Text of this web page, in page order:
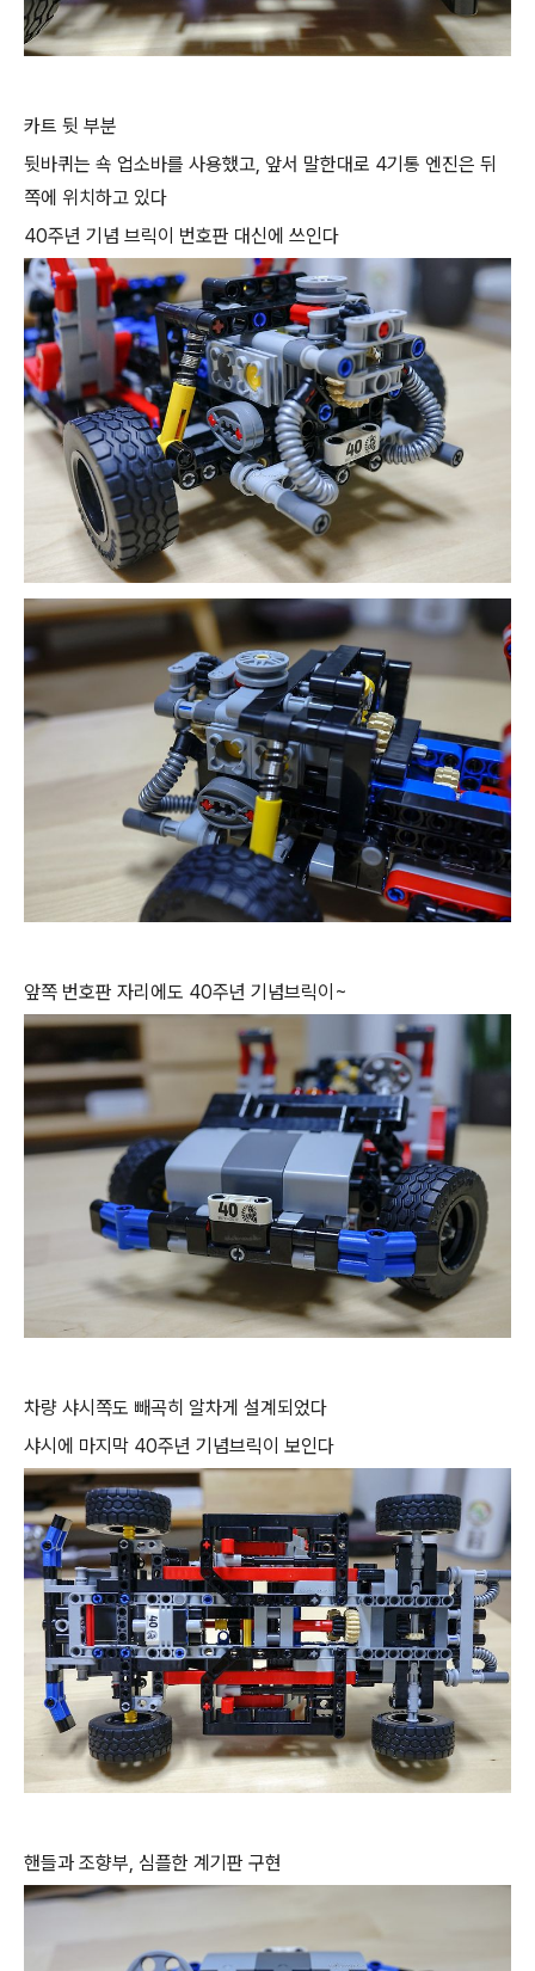
카트 뒷 부분
뒷바퀴는 쇽 업소바를 사용했고, 앞서 말한대로 4기통 엔진은 뒤
쪽에 위치하고 있다
40주년 기념 브릭이 번호판 대신에 쓰인다
앞쪽 번호판 자리에도 40주년 기념브릭이~
차량 샤시쪽도 빼곡히 알차게 설계되었다
샤시에 마지막 40주년 기념브릭이 보인다
핸들과 조향부, 심플한 계기판 구현